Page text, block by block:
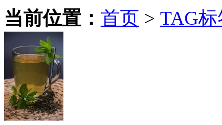
当前位置： 首页 > TAG